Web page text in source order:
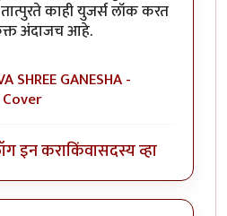
काही युजर्स लॉक करत
अंदाजच आहे.
SHREE GANESHA -
इन कराकिंवासदस्य व्हा